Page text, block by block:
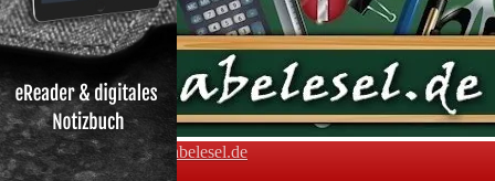
Toggle navigation Vokabelesel.de